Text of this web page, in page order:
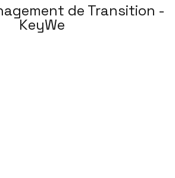
de Transition -
KeyWe